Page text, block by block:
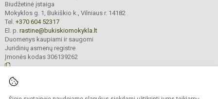
Biudžetinė įstaiga
Mokyklos g. 1, Bukiškio k., Vilniaus r. 14182
Tel. +370 604 52317
El. p. rastine@bukiskiomokykla.lt
Duomenys kaupiami ir saugomi
Juridinių asmenų registre
Įmonės kodas 306139262